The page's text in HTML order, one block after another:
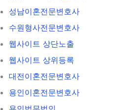
성남이혼전문변호사
수원형사전문변호사
웹사이트 상단노출
웹사이트 상위등록
대전이혼전문변호사
용인이혼전문변호사